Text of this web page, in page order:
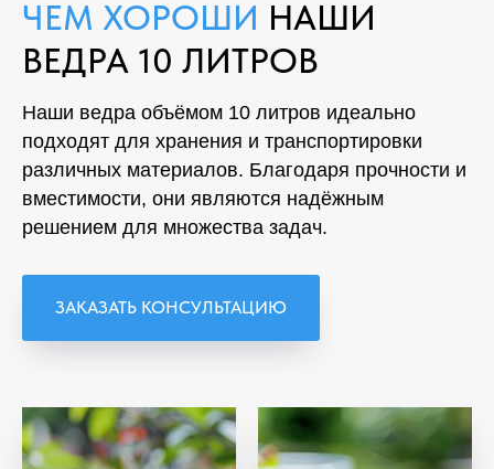
ЧЕМ ХОРОШИ НАШИ
ВЕДРА 10 ЛИТРОВ
Наши ведра объёмом 10 литров идеально
подходят для хранения и транспортировки
различных материалов. Благодаря прочности и
вместимости, они являются надёжным
решением для множества задач.
ЗАКАЗАТЬ КОНСУЛЬТАЦИЮ